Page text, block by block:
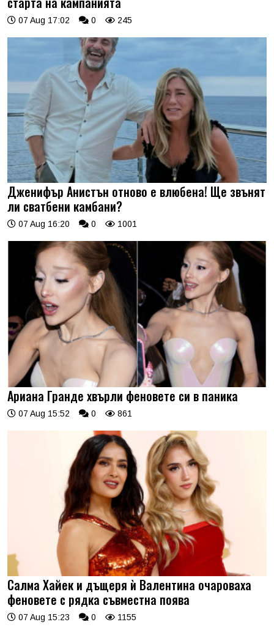
07 Aug 17:02 0 245
Дженифър Анистън отново е влюбена! Ще звънят
ли сватбени камбани?
07 Aug 16:20 0 1001
Ариана Гранде хвърли феновете си в паника
07 Aug 15:52 0 861
Салма Хайек и дъщеря ѝ Валентина очароваха
феновете с рядка съвместна поява
07 Aug 15:23 0 1155